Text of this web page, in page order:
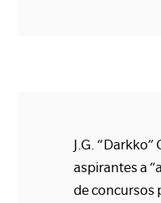
J.G.
aspirantes a
de concursos